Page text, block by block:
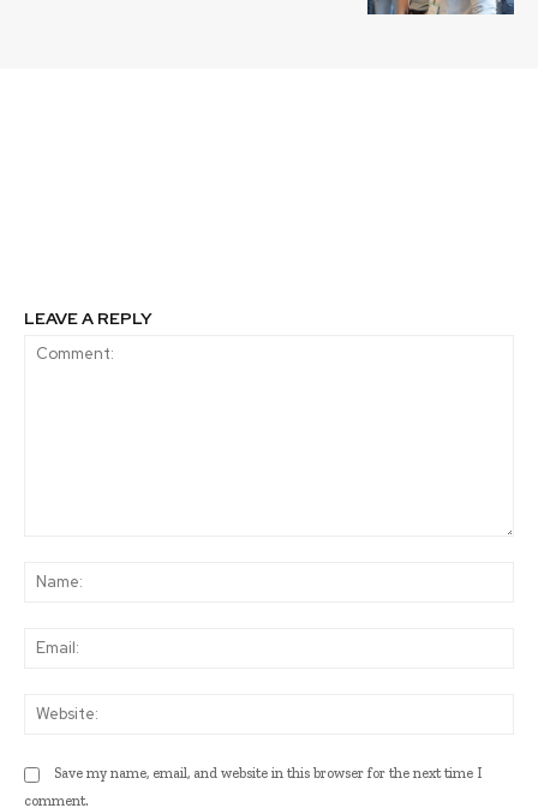
LEAVE A REPLY
Save my name, email, and website in this browser for the next time I
comment.